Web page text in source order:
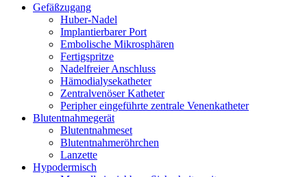
Gefäßzugang
Huber-Nadel
Implantierbarer Port
Embolische Mikrosphären
Fertigspritze
Nadelfreier Anschluss
Hämodialysekatheter
Zentralvenöser Katheter
Peripher eingeführte zentrale Venenkatheter
Blutentnahmegerät
Blutentnahmeset
Blutentnahmeröhrchen
Lanzette
Hypodermisch